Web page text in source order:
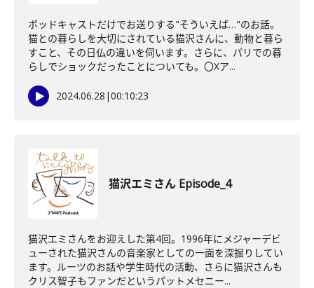
ポッドキャストだけでお送りする"そういえば…"のお話。
猫との暮らしを大切にされている猫沢さんに、動物と暮ら
すこと、その日仏の違いを伺います。さらに、パリでの暮
らしでショックだったことについても。〇Xア...
2024.06.28 |00:10:23
猫沢エミさん Episode_4
猫沢エミさんをお迎えした第4回。1996年にメジャーデビ
ューされた猫沢さんの音楽家としての一面を深掘りしてい
ます。ルーツのお話や学生時代の活動、さらに猫沢さんも
クリス智子もファンだというパットメセニー...